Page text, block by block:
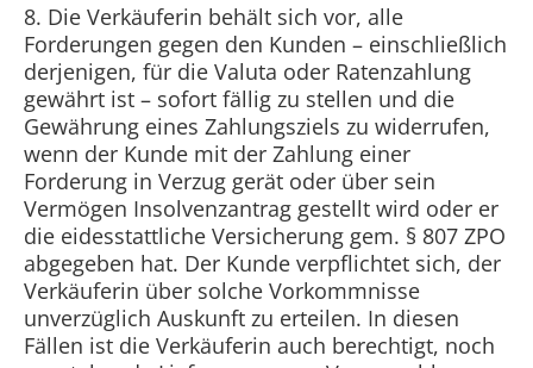
8. Die Verkäuferin behält sich vor, alle
Forderungen gegen den Kunden – einschließlich
derjenigen, für die Valuta oder Ratenzahlung
gewährt ist – sofort fällig zu stellen und die
Gewährung eines Zahlungsziels zu widerrufen,
wenn der Kunde mit der Zahlung einer
Forderung in Verzug gerät oder über sein
Vermögen Insolvenzantrag gestellt wird oder er
die eidesstattliche Versicherung gem. § 807 ZPO
abgegeben hat. Der Kunde verpflichtet sich, der
Verkäuferin über solche Vorkommnisse
unverzüglich Auskunft zu erteilen. In diesen
Fällen ist die Verkäuferin auch berechtigt, noch